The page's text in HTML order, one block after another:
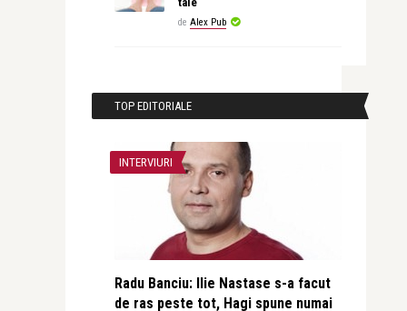
de Alex Pub
TOP EDITORIALE
INTERVIURI
Radu Banciu: Ilie Nastase s-a facut
de ras peste tot, Hagi spune numai